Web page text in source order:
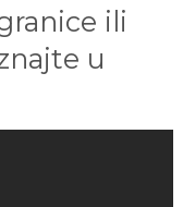
ili
u